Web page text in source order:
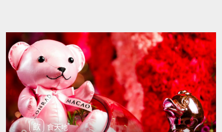
飲食天地